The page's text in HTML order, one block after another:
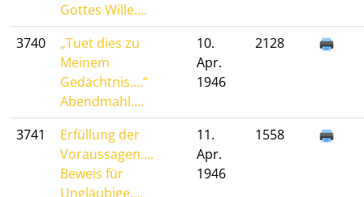
Gottes Wille....
3740
„Tuet dies zu
Meinem
Gedächtnis....“
Abendmahl....
10.
Apr.
1946
2128
3741
Erfüllung der
Voraussagen....
Beweis für
Ungläubige....
11.
Apr.
1946
1558